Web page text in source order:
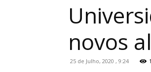
novos
25 de Julho, 2020 , 9:24